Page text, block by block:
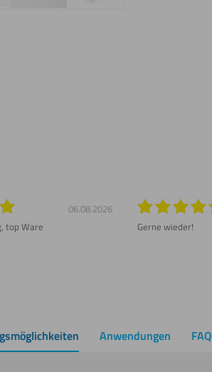
06.08.2026
top Ware
Gerne wieder!
Anwendungen FAQ